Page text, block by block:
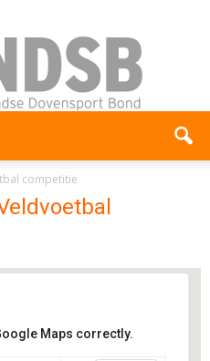
competitie
Maps correctly.